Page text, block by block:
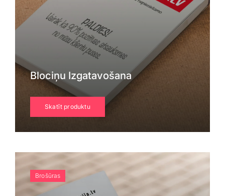
Blociņu Izgatavošana
Skatīt produktu
Brošūras